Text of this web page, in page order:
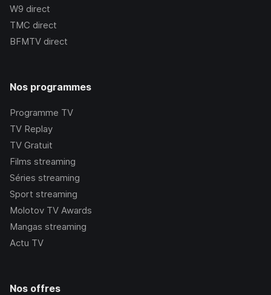
W9 direct
TMC direct
BFMTV direct
Nos programmes
Programme TV
TV Replay
TV Gratuit
Films streaming
Séries streaming
Sport streaming
Molotov TV Awards
Mangas streaming
Actu TV
Nos offres